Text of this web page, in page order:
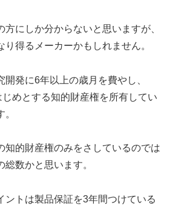
方にしか分からないと思いますが、
得るメーカーかもしれません。
開発に6年以上の歳月を費やし、
めとする知的財産権を所有してい
知的財産権のみをさしているのでは
数かと思います。
ントは製品保証を3年間つけている